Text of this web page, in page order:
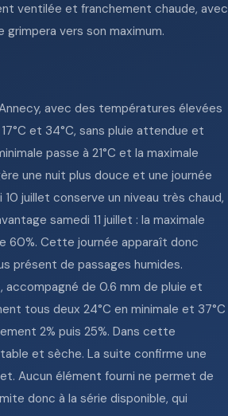
ventilée et franchement chaude, avec
vers son maximum.
avec des températures élevées
et 34°C, sans pluie attendue et
passe à 21°C et la maximale
une nuit plus douce et une journée
juillet conserve un niveau très chaud,
samedi 11 juillet : la maximale
60%. Cette journée apparaît donc
présent de passages humides.
accompagné de 0.6 mm de pluie et
tous deux 24°C en minimale et 37°C
2% puis 25%. Dans cette
et sèche. La suite confirme une
Aucun élément fourni ne permet de
donc à la série disponible, qui